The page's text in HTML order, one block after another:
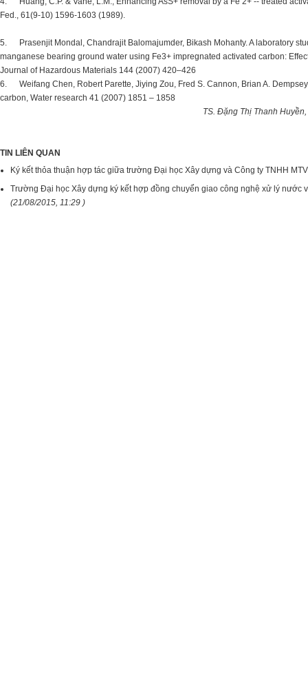
Fed., 61(9-10) 1596-1603 (1989).
5. Prasenjit Mondal, Chandrajit Balomajumder, Bikash Mohanty. A laboratory
manganese bearing ground water using Fe3+ impregnated activated carbon:
Journal of Hazardous Materials 144 (2007) 420–426
6. Weifang Chen, Robert Parette, Jiying Zou, Fred S. Cannon, Brian A.
carbon, Water research 41 (2007) 1851 – 1858
TS. Đặng Thị Thanh
TIN LIÊN QUAN
Ký kết thỏa thuận hợp tác giữa trường Đại học Xây dựng và Công ty TNHH
Trường Đại học Xây dựng ký kết hợp đồng chuyển giao công nghệ xử lý nước
(21/08/2015, 11:29 )